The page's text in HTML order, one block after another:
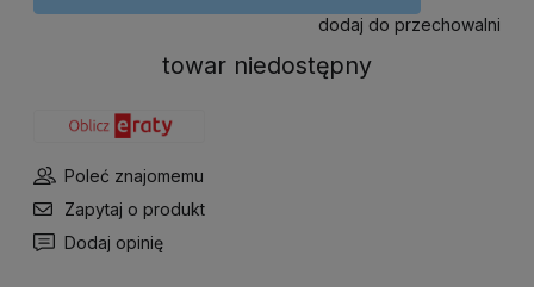
dodaj do przechowalni
towar niedostępny
Zapytaj o produkt
Poleć znajomemu
Dodaj opinię